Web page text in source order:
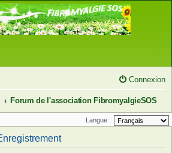
Connexion
Forum de l'association FibromyalgieSOS
Langue :